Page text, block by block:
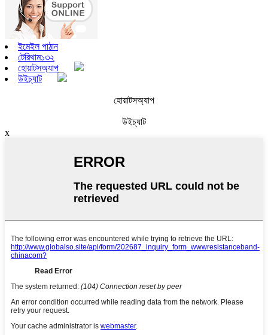
ইমেইল পাঠান
টেরিথাম১৩২
হোয়াটসঅ্যাপ
উইচ্যাট
হোয়াটসঅ্যাপ
উইচ্যাট
x